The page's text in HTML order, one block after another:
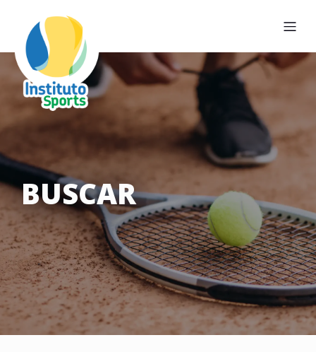
BUSCAR